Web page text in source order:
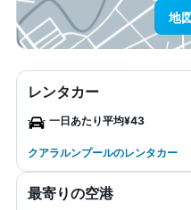
地
レンタカー
一日あたり平均¥43
クアラルンプールのレンタカー
最寄りの空港